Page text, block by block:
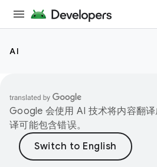
AI
Google 会使用 AI 技术将内容翻
译可能包含错误。